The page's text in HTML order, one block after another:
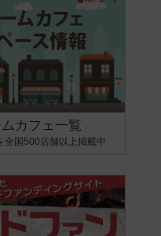
カフェ一覧
全国500店舗以上掲載中